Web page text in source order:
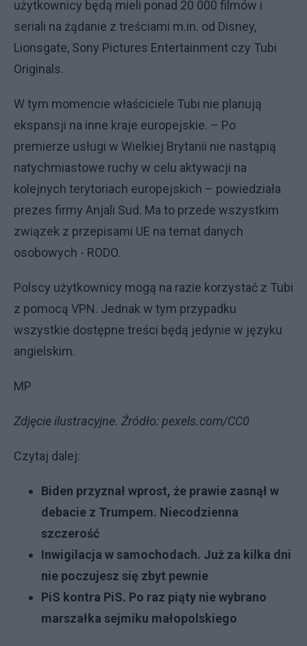
użytkownicy będą mieli ponad 20 000 filmów i
seriali na żądanie z treściami m.in. od Disney,
Lionsgate, Sony Pictures Entertainment czy Tubi
Originals.
W tym momencie właściciele Tubi nie planują
ekspansji na inne kraje europejskie. – Po
premierze usługi w Wielkiej Brytanii nie nastąpią
natychmiastowe ruchy w celu aktywacji na
kolejnych terytoriach europejskich – powiedziała
prezes firmy Anjali Sud. Ma to przede wszystkim
związek z przepisami UE na temat danych
osobowych - RODO.
Polscy użytkownicy mogą na razie korzystać z Tubi
z pomocą VPN. Jednak w tym przypadku
wszystkie dostępne treści będą jedynie w języku
angielskim.
MP
Zdjęcie ilustracyjne. Źródło: pexels.com/CC0
Czytaj dalej:
Biden przyznał wprost, że prawie zasnął w
debacie z Trumpem. Niecodzienna
szczerość
Inwigilacja w samochodach. Już za kilka dni
nie poczujesz się zbyt pewnie
PiS kontra PiS. Po raz piąty nie wybrano
marszałka sejmiku małopolskiego